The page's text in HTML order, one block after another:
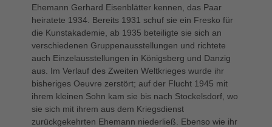
Ehemann Gerhard Eisenblätter kennen, das Paar
heiratete 1934. Bereits 1931 schuf sie ein Fresko für
die Kunstakademie, ab 1935 beteiligte sie sich an
verschiedenen Gruppenausstellungen und richtete
auch Einzelausstellungen in Königsberg und Danzig
aus. Im Verlauf des Zweiten Weltkrieges wurde ihr
bisheriges Oeuvre zerstört; auf der Flucht 1945 mit
ihrem kleinen Sohn kam sie bis nach Stockelsdorf, wo
sie sich mit ihrem aus dem Kriegsdienst
zurückgekehrten Ehemann niederließ. Ebenso wie ihr